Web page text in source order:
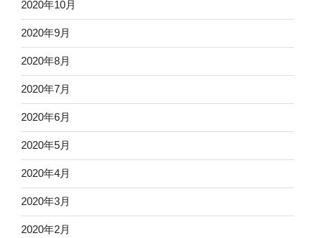
2020年10月
2020年9月
2020年8月
2020年7月
2020年6月
2020年5月
2020年4月
2020年3月
2020年2月